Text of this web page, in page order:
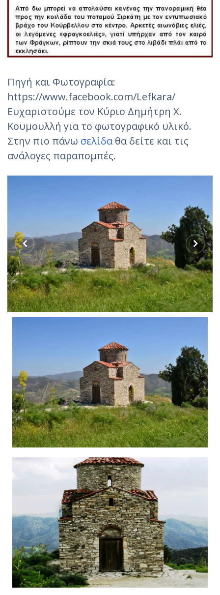
Πηγή και Φωτογραφία:
https://www.facebook.com/Lefkara/
Ευχαριστούμε τον Κύριο Δημήτρη Χ.
Κουμουλλή για το φωτογραφικό υλικό.
Στην πιο πάνω σελίδα θα δείτε και τις
ανάλογες παραπομπές.